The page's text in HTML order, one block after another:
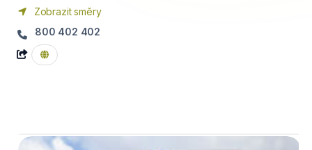
Zobrazit směry
800 402 402